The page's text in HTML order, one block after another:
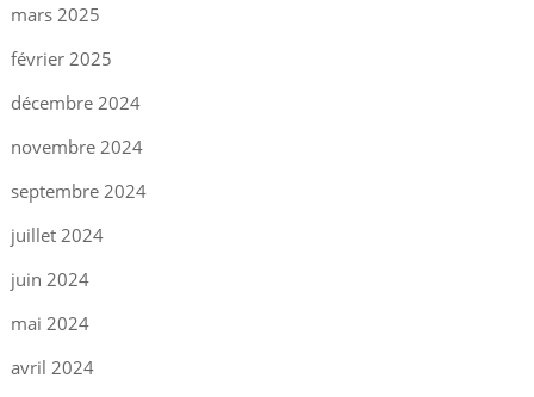
mars 2025
février 2025
décembre 2024
novembre 2024
septembre 2024
juillet 2024
juin 2024
mai 2024
avril 2024